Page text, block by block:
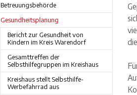
Betreuungsbehörde
Gesundheitsplanung
Bericht zur Gesundheit von
Kindern im Kreis Warendorf
Gesamttreffen der
Selbsthilfegruppen im Kreishaus
Kreishaus stellt Selbsthilfe-
Werbefahrrad aus